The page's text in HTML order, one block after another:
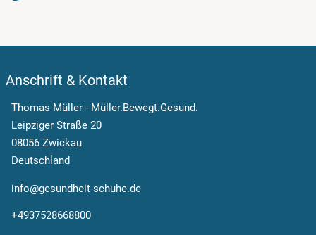
Anschrift & Kontakt
Thomas Müller - Müller.Bewegt.Gesund.
Leipziger Straße 20
08056 Zwickau
Deutschland
info@gesundheit-schuhe.de
+4937528668800